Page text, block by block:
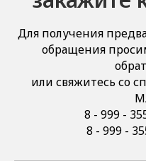
Для получения
обращения
или свяжитесь со
8 - 999 -
8 - 999 -